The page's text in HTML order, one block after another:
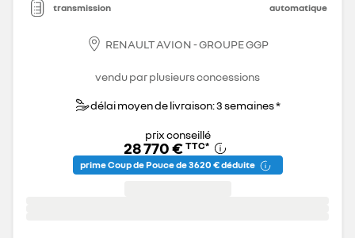
transmission automatique
RENAULT AVION - GROUPE GGP
vendu par plusieurs concessions
délai moyen de livraison: 3 semaines *
prix conseillé
28 770 € TTC*
prime Coup de Pouce de 3 620 € déduite